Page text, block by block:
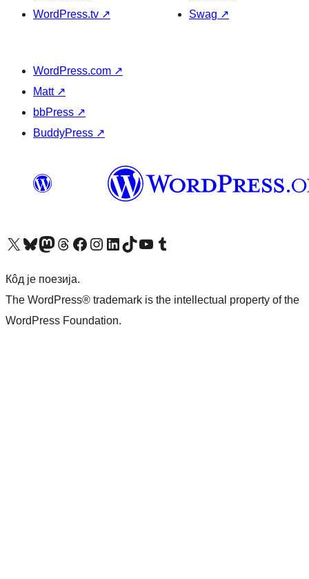
WordPress.tv ↗
Swag ↗
WordPress.com ↗
Matt ↗
bbPress ↗
BuddyPress ↗
Visit our X (formerly Twitter) account
Посетите наш Bluesky налог
Visit our Mastodon account
Посетите наш налог на Threads-у Visit our Facebook pageПосетите наш Инстаграм налог
Visit our LinkedIn account
Посетите наш TikTok налог
Visit our YouTube channel
Посетите наш Tumblr налог
Кôд је поезија.
The WordPress® trademark is the intellectual property of the
WordPress Foundation.